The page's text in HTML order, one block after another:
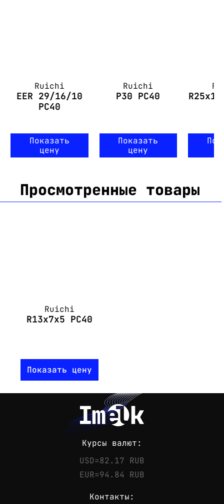
Ruichi
EER 29/16/10
PC40
Показать
цену
Ruichi
P30 PC40
Показать
цену
Просмотренные товары
Ruichi
R13x7x5 PC40
Показать цену
Курсы валют:
USD=82.17 RUB
EUR=94.84 RUB
Контакты: